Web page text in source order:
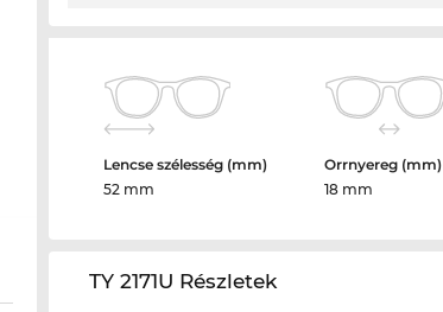
Lencse szélesség (mm)
52 mm
Orrnyereg (mm)
18 mm
TY 2171U Részletek